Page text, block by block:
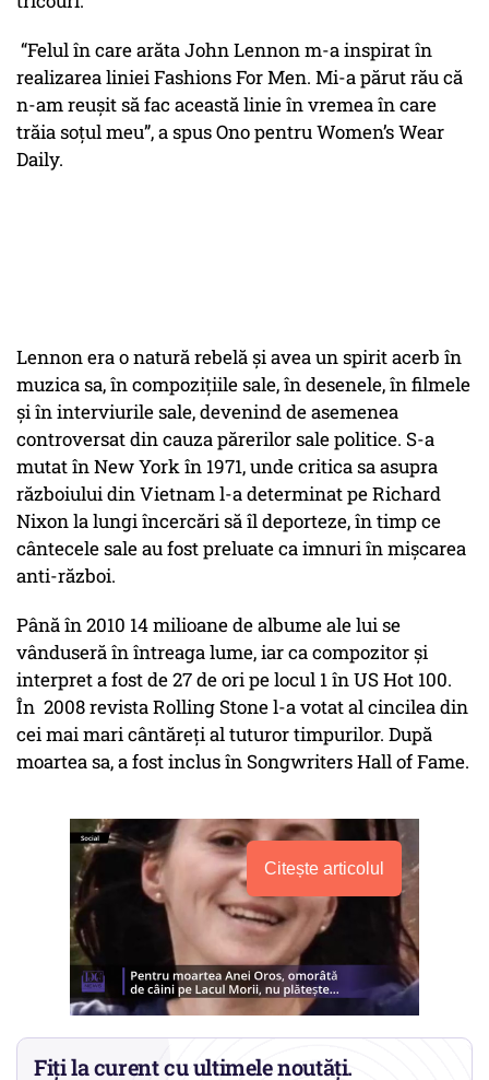
“Felul în care arăta John Lennon m-a inspirat în
realizarea liniei Fashions For Men. Mi-a părut rău că
n-am reușit să fac această linie în vremea în care
trăia soțul meu”, a spus Ono pentru Women’s Wear
Daily.
Lennon era o natură rebelă și avea un spirit acerb în
muzica sa, în compozițiile sale, în desenele, în filmele
și în interviurile sale, devenind de asemenea
controversat din cauza părerilor sale politice. S-a
mutat în New York în 1971, unde critica sa asupra
războiului din Vietnam l-a determinat pe Richard
Nixon la lungi încercări să îl deporteze, în timp ce
cântecele sale au fost preluate ca imnuri în mișcarea
anti-război.
Până în 2010 14 milioane de albume ale lui se
vânduseră în întreaga lume, iar ca compozitor și
interpret a fost de 27 de ori pe locul 1 în US Hot 100.
În 2008 revista Rolling Stone l-a votat al cincilea din
cei mai mari cântăreți al tuturor timpurilor. După
moartea sa, a fost inclus în Songwriters Hall of Fame.
Citește articolul
Fiți la curent cu ultimele noutăți.